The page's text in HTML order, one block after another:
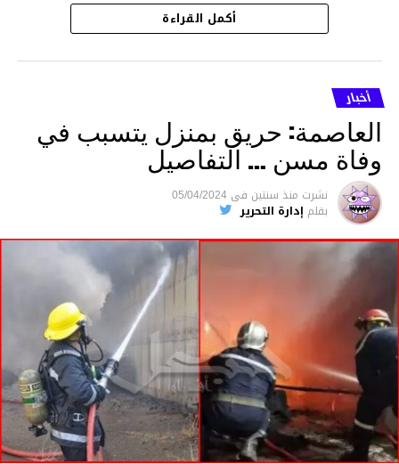
هذا وقد تمكن أعوان مركز الأمن الوطني بحي
هلال في توقيت قياسي من محاصرة المشتبه به
والقبض عليه وإحالته على التحقيق في خصوص
ما نُسبه إليه.
متابعة
قسم الاخبار
أكمل القراءة
أخبار
العاصمة: حريق بمنزل يتسبب في
وفاة مسن … التفاصيل
نشرت منذ سنتين فى 05/04/2024
بقلم إدارة التحرير